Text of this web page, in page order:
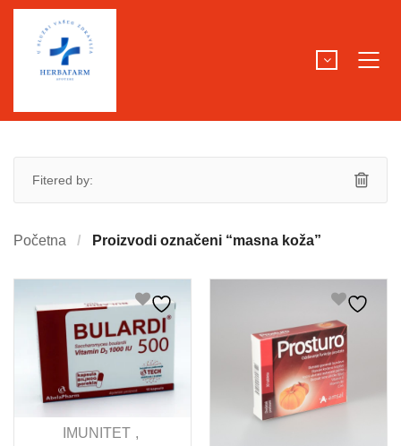
Fitered by:
Početna Proizvodi označeni “masna koža”
IMUNITET